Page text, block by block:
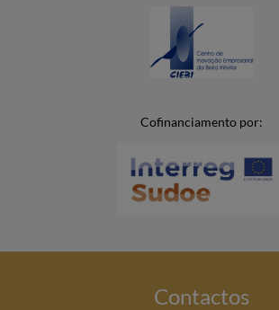
Cofinanciamento por:
Contactos